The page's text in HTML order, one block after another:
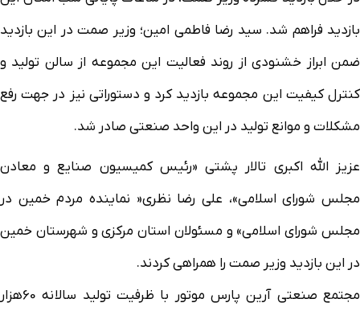
بازدید فراهم شد. سید رضا فاطمی امین؛ وزیر صمت در این بازدید
ضمن ابراز خشنودی از روند فعالیت این مجموعه از سالن تولید و
کنترل کیفیت این مجموعه بازدید کرد و دستوراتی نیز در جهت رفع
مشکلات و موانع تولید در این واحد صنعتی صادر شد.
عزیز الله اکبری تالار پشتی «رئیس کمیسیون صنایع و معادن
مجلس شورای اسلامی»، علی رضا نظری« نماینده مردم خمین در
مجلس شورای اسلامی» و مسئولان استان مرکزی و شهرستان خمین
در این بازدید وزیر صمت را همراهی کردند.
مجتمع صنعتی آرین پارس موتور با ظرفیت تولید سالانه 60هزار